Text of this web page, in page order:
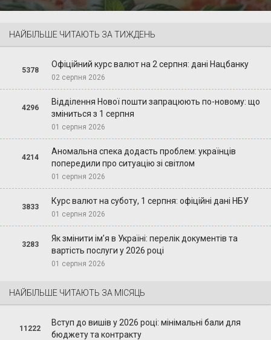
НАЙБІЛЬШЕ ЧИТАЮТЬ ЗА ТИЖДЕНЬ
5378
Офіційний курс валют на 2 серпня: дані Нацбанку
02 серпня 2026
4296
Відділення Нової пошти запрацюють по-новому: що
зміниться з 1 серпня
01 серпня 2026
4214
Аномальна спека додасть проблем: українців
попередили про ситуацію зі світлом
01 серпня 2026
3833
Курс валют на суботу, 1 серпня: офіційні дані НБУ
01 серпня 2026
3283
Як змінити ім’я в Україні: перелік документів та
вартість послуги у 2026 році
01 серпня 2026
НАЙБІЛЬШЕ ЧИТАЮТЬ ЗА МІСЯЦЬ
11222
Вступ до вишів у 2026 році: мінімальні бали для
бюджету та контракту